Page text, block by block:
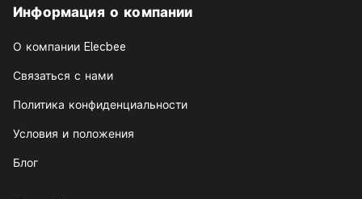
Информация о компании
О компании Elecbee
Связаться с нами
Политика конфиденциальности
Условия и положения
Блог